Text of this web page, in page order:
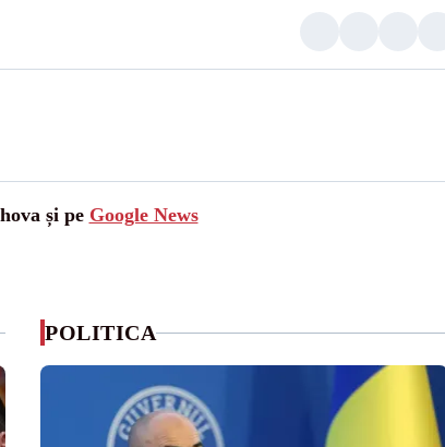
și pe Google News
POLITICA